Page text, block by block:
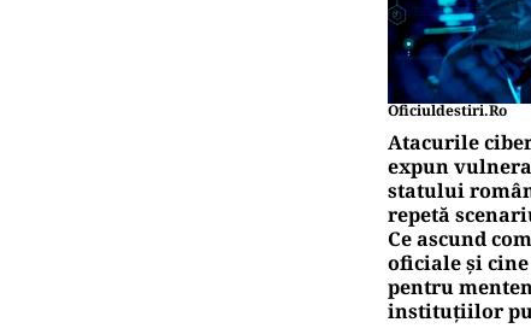
Oficiuldestiri.ro
Atacurile
expun
statului
repetă
Ce ascund
oficiale și
pentru
instituțiilor